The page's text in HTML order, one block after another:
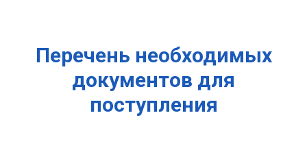
Перечень необходимых
документов для
поступления